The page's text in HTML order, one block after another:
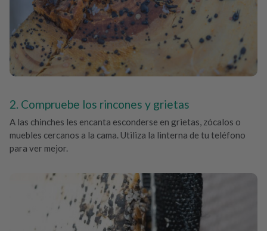
2. Compruebe los rincones y grietas
A las chinches les encanta esconderse en grietas, zócalos o
muebles cercanos a la cama. Utiliza la linterna de tu teléfono
para ver mejor.